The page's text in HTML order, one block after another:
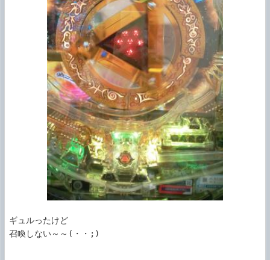
ギュルったけど
召喚しない～～(・・;)